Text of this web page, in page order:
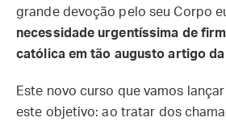
grande devoção pelo seu Corpo
necessidade urgentíssima de
católica em tão augusto artigo
Este novo curso que vamos
este objetivo: ao tratar dos